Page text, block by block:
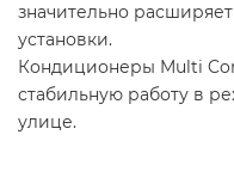
значительно
установки.
Кондиционеры Multi
стабильную работу в
улице.